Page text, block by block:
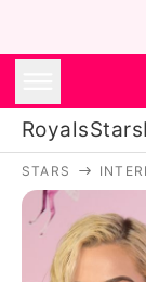
RoyalsStars
STARS